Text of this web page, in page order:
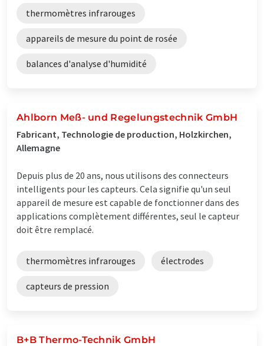
thermomètres infrarouges
appareils de mesure du point de rosée
balances d'analyse d'humidité
Ahlborn Meß- und Regelungstechnik GmbH
Fabricant, Technologie de production, Holzkirchen,
Allemagne
Depuis plus de 20 ans, nous utilisons des connecteurs
intelligents pour les capteurs. Cela signifie qu'un seul
appareil de mesure est capable de fonctionner dans des
applications complètement différentes, seul le capteur
doit être remplacé.
thermomètres infrarouges électrodes
capteurs de pression
B+B Thermo-Technik GmbH